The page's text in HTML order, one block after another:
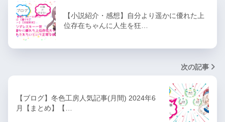
【小説紹介・感想】自分より遥かに優れた上
位存在ちゃんに人生を狂…
次の記事
【ブログ】冬色工房人気記事(月間) 2024年6
月【まとめ】【…